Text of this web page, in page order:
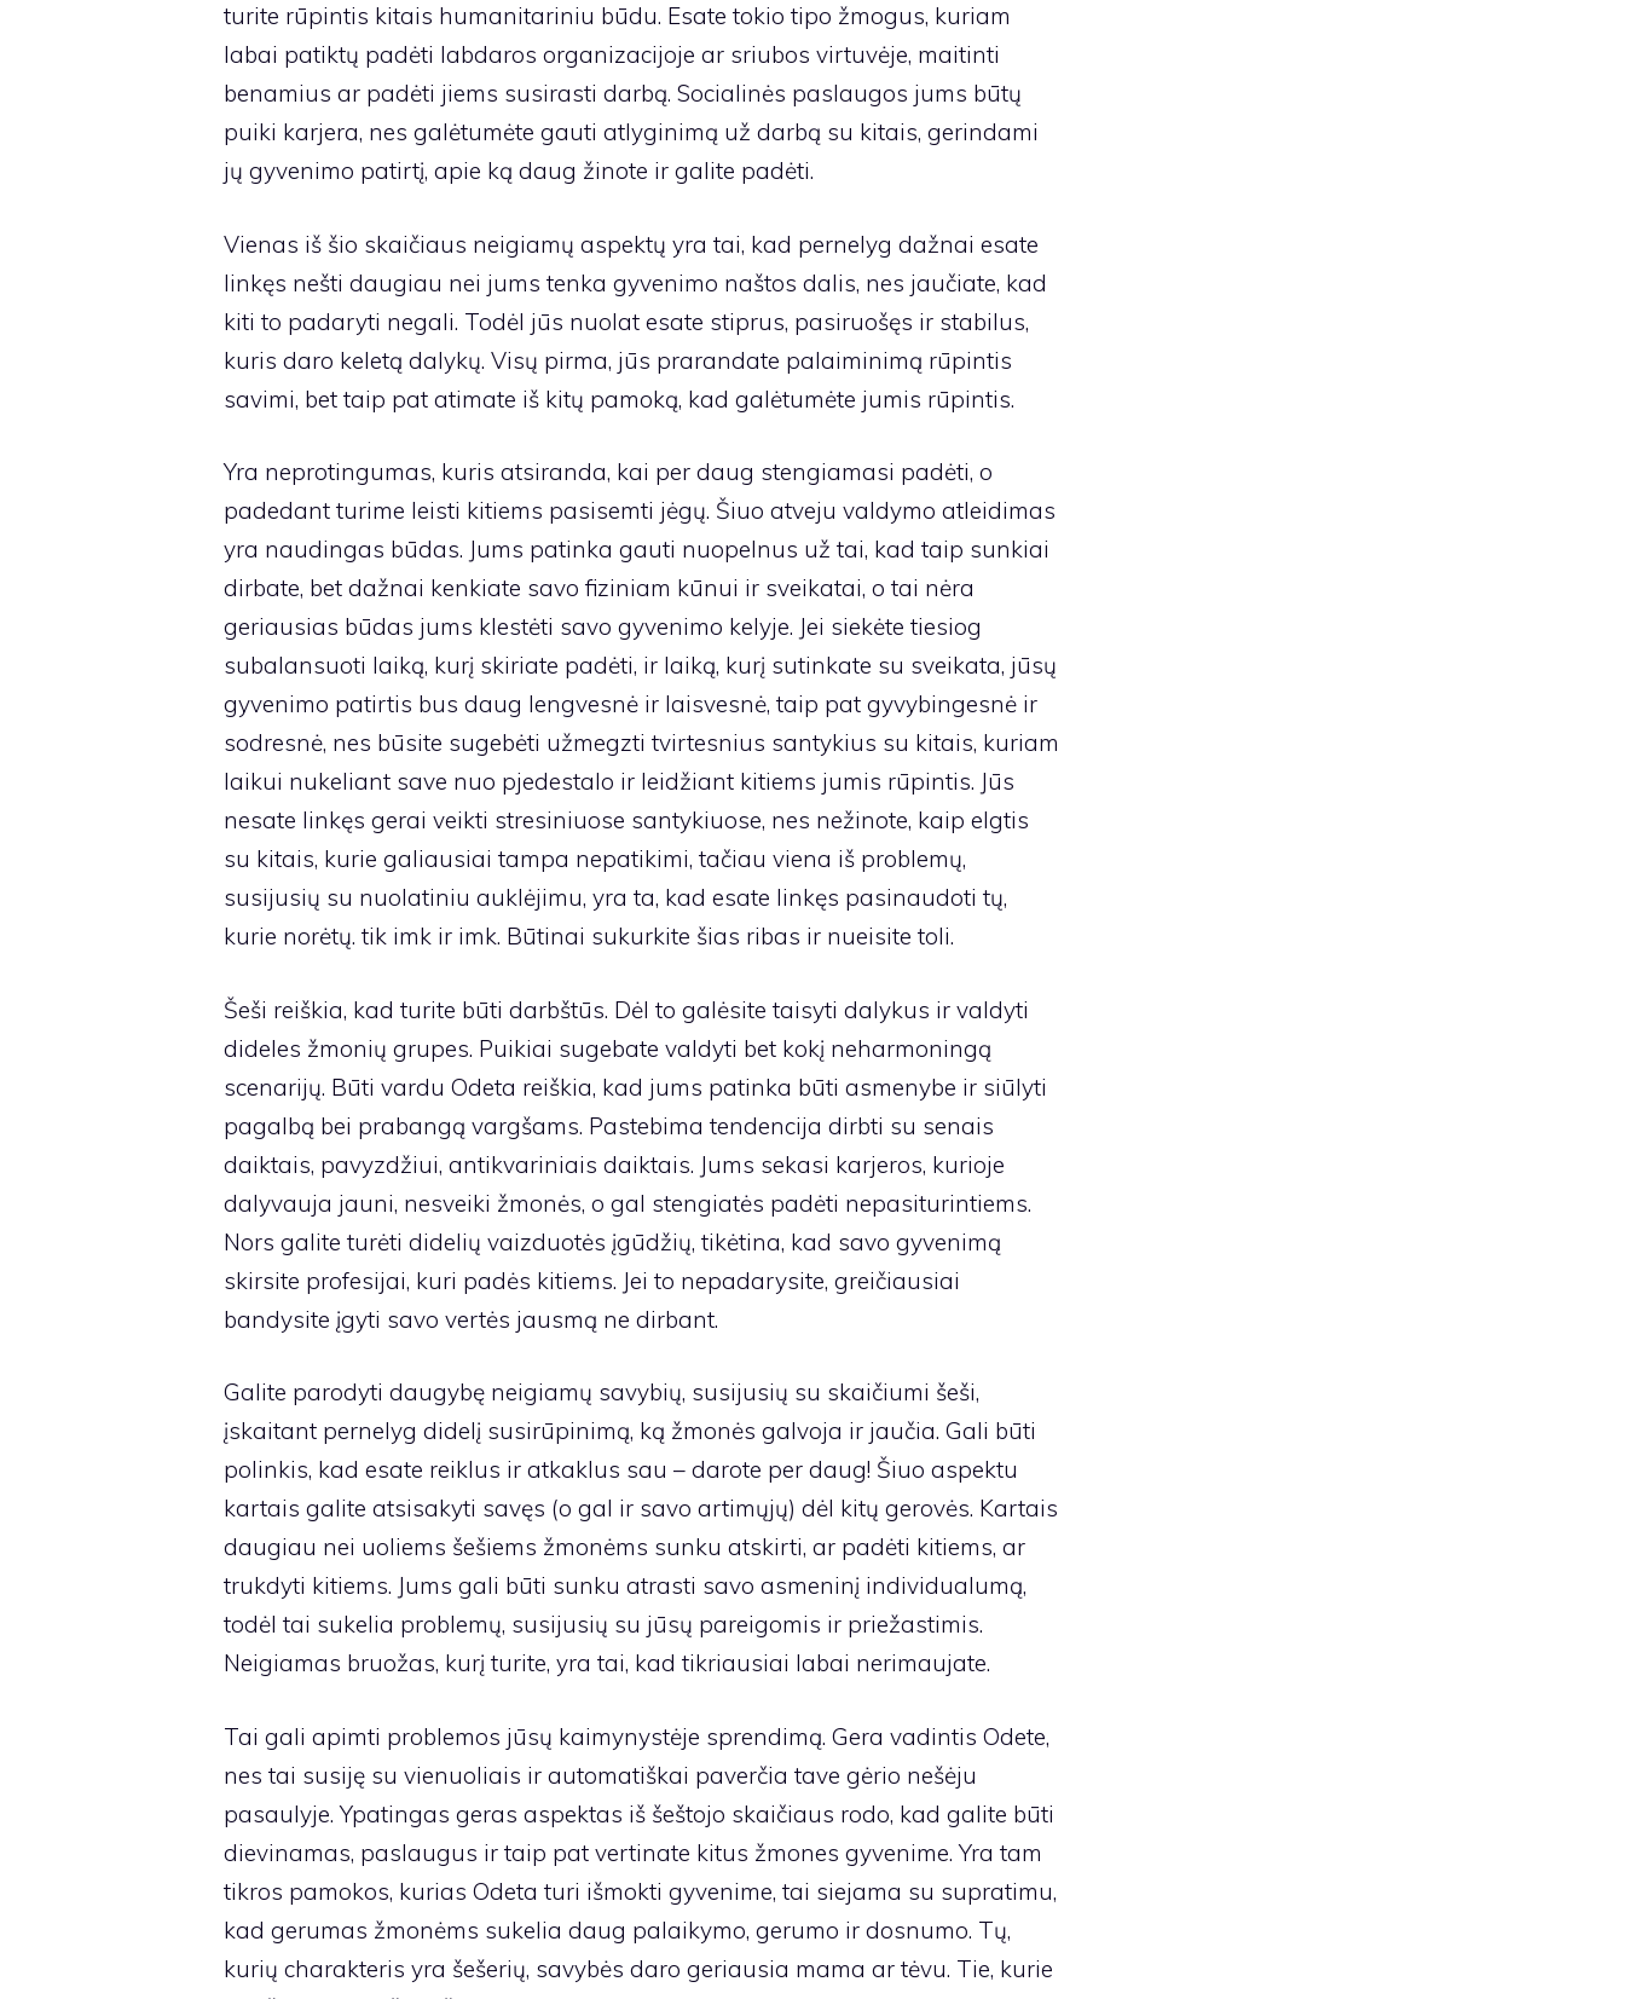
turite rūpintis kitais humanitariniu būdu. Esate tokio tipo žmogus, kuriam
labai patiktų padėti labdaros organizacijoje ar sriubos virtuvėje, maitinti
benamius ar padėti jiems susirasti darbą. Socialinės paslaugos jums būtų
puiki karjera, nes galėtumėte gauti atlyginimą už darbą su kitais, gerindami
jų gyvenimo patirtį, apie ką daug žinote ir galite padėti.
Vienas iš šio skaičiaus neigiamų aspektų yra tai, kad pernelyg dažnai esate
linkęs nešti daugiau nei jums tenka gyvenimo naštos dalis, nes jaučiate, kad
kiti to padaryti negali. Todėl jūs nuolat esate stiprus, pasiruošęs ir stabilus,
kuris daro keletą dalykų. Visų pirma, jūs prarandate palaiminimą rūpintis
savimi, bet taip pat atimate iš kitų pamoką, kad galėtumėte jumis rūpintis.
Yra neprotingumas, kuris atsiranda, kai per daug stengiamasi padėti, o
padedant turime leisti kitiems pasisemti jėgų. Šiuo atveju valdymo atleidimas
yra naudingas būdas. Jums patinka gauti nuopelnus už tai, kad taip sunkiai
dirbate, bet dažnai kenkiate savo fiziniam kūnui ir sveikatai, o tai nėra
geriausias būdas jums klestėti savo gyvenimo kelyje. Jei siekėte tiesiog
subalansuoti laiką, kurį skiriate padėti, ir laiką, kurį sutinkate su sveikata, jūsų
gyvenimo patirtis bus daug lengvesnė ir laisvesnė, taip pat gyvybingesnė ir
sodresnė, nes būsite sugebėti užmegzti tvirtesnius santykius su kitais, kuriam
laikui nukeliant save nuo pjedestalo ir leidžiant kitiems jumis rūpintis. Jūs
nesate linkęs gerai veikti stresiniuose santykiuose, nes nežinote, kaip elgtis
su kitais, kurie galiausiai tampa nepatikimi, tačiau viena iš problemų,
susijusių su nuolatiniu auklėjimu, yra ta, kad esate linkęs pasinaudoti tų,
kurie norėtų. tik imk ir imk. Būtinai sukurkite šias ribas ir nueisite toli.
Šeši reiškia, kad turite būti darbštūs. Dėl to galėsite taisyti dalykus ir valdyti
dideles žmonių grupes. Puikiai sugebate valdyti bet kokį neharmoningą
scenarijų. Būti vardu Odeta reiškia, kad jums patinka būti asmenybe ir siūlyti
pagalbą bei prabangą vargšams. Pastebima tendencija dirbti su senais
daiktais, pavyzdžiui, antikvariniais daiktais. Jums sekasi karjeros, kurioje
dalyvauja jauni, nesveiki žmonės, o gal stengiatės padėti nepasiturintiems.
Nors galite turėti didelių vaizduotės įgūdžių, tikėtina, kad savo gyvenimą
skirsite profesijai, kuri padės kitiems. Jei to nepadarysite, greičiausiai
bandysite įgyti savo vertės jausmą ne dirbant.
Galite parodyti daugybę neigiamų savybių, susijusių su skaičiumi šeši,
įskaitant pernelyg didelį susirūpinimą, ką žmonės galvoja ir jaučia. Gali būti
polinkis, kad esate reiklus ir atkaklus sau – darote per daug! Šiuo aspektu
kartais galite atsisakyti savęs (o gal ir savo artimųjų) dėl kitų gerovės. Kartais
daugiau nei uoliems šešiems žmonėms sunku atskirti, ar padėti kitiems, ar
trukdyti kitiems. Jums gali būti sunku atrasti savo asmeninį individualumą,
todėl tai sukelia problemų, susijusių su jūsų pareigomis ir priežastimis.
Neigiamas bruožas, kurį turite, yra tai, kad tikriausiai labai nerimaujate.
Tai gali apimti problemos jūsų kaimynystėje sprendimą. Gera vadintis Odete,
nes tai susiję su vienuoliais ir automatiškai paverčia tave gėrio nešėju
pasaulyje. Ypatingas geras aspektas iš šeštojo skaičiaus rodo, kad galite būti
dievinamas, paslaugus ir taip pat vertinate kitus žmones gyvenime. Yra tam
tikros pamokos, kurias Odeta turi išmokti gyvenime, tai siejama su supratimu,
kad gerumas žmonėms sukelia daug palaikymo, gerumo ir dosnumo. Tų,
kurių charakteris yra šešerių, savybės daro geriausia mama ar tėvu. Tie, kurie